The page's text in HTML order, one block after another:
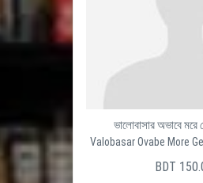
ভালোবাসার অভাবে মরে
Valobasar Ovabe More
BDT